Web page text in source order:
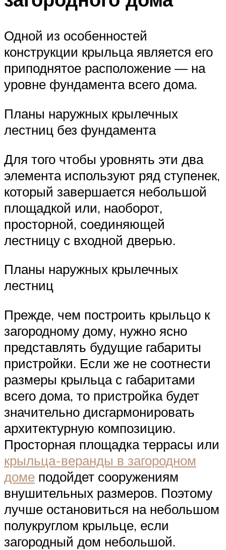
Одной из особенностей
конструкции крыльца является его
приподнятое расположение — на
уровне фундамента всего дома.
Планы наружных крылечных
лестниц без фундамента
Для того чтобы уровнять эти два
элемента используют ряд ступенек,
который завершается небольшой
площадкой или, наоборот,
просторной, соединяющей
лестницу с входной дверью.
Планы наружных крылечных
лестниц
Прежде, чем построить крыльцо к
загородному дому, нужно ясно
представлять будущие габариты
пристройки. Если же не соотнести
размеры крыльца с габаритами
всего дома, то пристройка будет
значительно дисгармонировать
архитектурную композицию.
Просторная площадка террасы или
крыльца-веранды в загородном
доме подойдет сооружениям
внушительных размеров. Поэтому
лучше остановиться на небольшом
полукруглом крыльце, если
загородный дом небольшой.